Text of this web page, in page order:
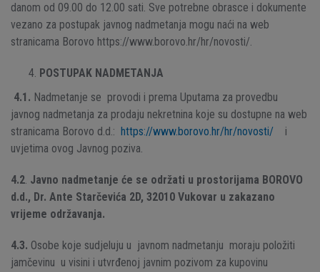
danom od 09.00 do 12.00 sati. Sve potrebne obrasce i dokumente
vezano za postupak javnog nadmetanja mogu naći na web
stranicama Borovo https://www.borovo.hr/hr/novosti/.
POSTUPAK NADMETANJA
4.1. Nadmetanje se provodi i prema Uputama za provedbu
javnog nadmetanja za prodaju nekretnina koje su dostupne na web
stranicama Borovo d.d.: https://www.borovo.hr/hr/novosti/ i
uvjetima ovog Javnog poziva.
4.2. Javno nadmetanje će se održati u prostorijama BOROVO
d.d., Dr. Ante Starčevića 2D, 32010 Vukovar u zakazano
vrijeme održavanja.
4.3. Osobe koje sudjeluju u javnom nadmetanju moraju položiti
jamčevinu u visini i utvrđenoj javnim pozivom za kupovinu